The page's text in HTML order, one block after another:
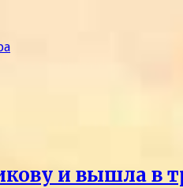
и вышла в